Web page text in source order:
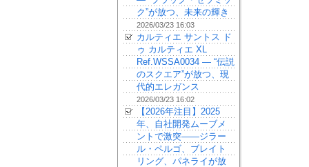
ク”が放つ、未来の輝き
2026/03/23 16:03
カルティエ サントス ド
ゥ カルティエ XL
Ref.WSSA0034 — “伝説
のスクエア”が放つ、現
代的エレガンス
2026/03/23 16:02
【2026年注目】2025
年、自社開発ムーブメ
ントで激突——ジラー
ル・ペルゴ、ブレイト
リング、パネライが放